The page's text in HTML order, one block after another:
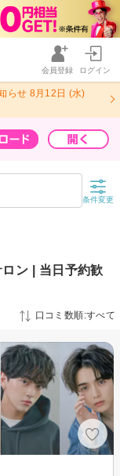
会員登録 ログイン
らせ 8月12日 (水)
条件変更
ン | 当日予約歓
口コミ数順:すべて